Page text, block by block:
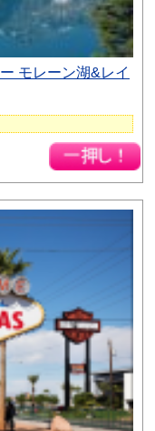
モレーン湖&レイ